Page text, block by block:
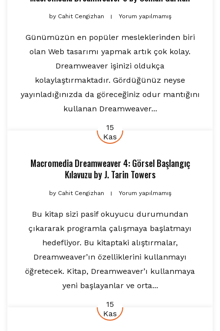
byCahit Cengizhan Yorum yapılmamış
Günümüzün en popüler mesleklerinden biri
olan Web tasarımı yapmak artık çok kolay.
Dreamweaver işinizi oldukça
kolaylaştırmaktadır. Gördüğünüz neyse
yayınladığınızda da göreceğiniz odur mantığını
kullanan Dreamweaver...
15
Kas
Macromedia Dreamweaver 4: Görsel Başlangıç
KılavuzubyJ. Tarin Towers
byCahit Cengizhan Yorum yapılmamış
Bu kitap sizi pasif okuyucu durumundan
çıkararak programla çalışmaya başlatmayı
hedefliyor. Bu kitaptaki alıştırmalar,
Dreamweaver’ın özelliklerini kullanmayı
öğretecek. Kitap, Dreamweaver’ı kullanmaya
yeni başlayanlar ve orta...
15
Kas